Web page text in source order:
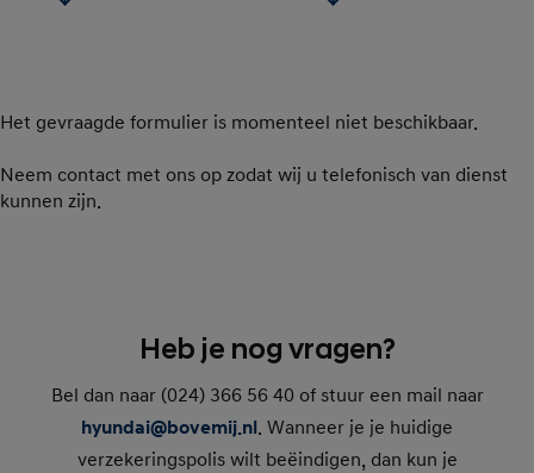
Het gevraagde formulier is momenteel niet beschikbaar.
Neem contact met ons op zodat wij u telefonisch van dienst
kunnen zijn.
Heb je nog vragen?
Bel dan naar (024) 366 56 40 of stuur een mail naar
hyundai@bovemij.nl. Wanneer je je huidige
verzekeringspolis wilt beëindigen, dan kun je